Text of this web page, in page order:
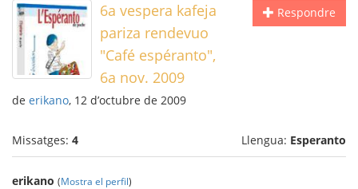
Respondre
6a vespera kafeja
pariza rendevuo
"Café espéranto",
6a nov. 2009
de erikano, 12 d’octubre de 2009
Missatges: 4 Llengua: Esperanto
erikano (Mostra el perfil)